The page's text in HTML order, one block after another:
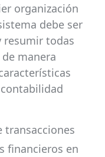
organización
debe ser
resumir todas
manera
transacciones
financieros en